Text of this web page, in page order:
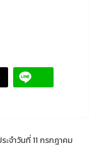
จำวันที่ 11 กรกฎาคม